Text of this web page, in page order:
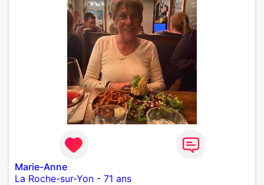
Marie-Anne
La Roche-sur-Yon - 71 ans